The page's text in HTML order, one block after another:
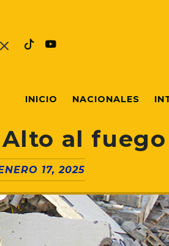
INICIO NACIONALES
al
17, 2025